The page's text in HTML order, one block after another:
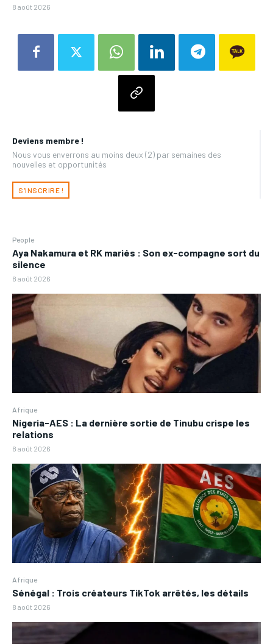
Deviens membre !
Nous vous enverrons au moins deux (2) par semaines des
nouvelles et opportunités
S'INSCRIRE !
People
Aya Nakamura et RK mariés : Son ex-compagne sort du
silence
8 août 2026
Afrique
Nigeria-AES : La dernière sortie de Tinubu crispe les
relations
8 août 2026
Afrique
Sénégal : Trois créateurs TikTok arrêtés, les détails
8 août 2026
8 août 2026